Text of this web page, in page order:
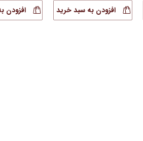
افزودن به سبد خرید افزودن